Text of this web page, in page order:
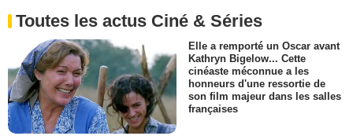
Toutes les actus Ciné & Séries
Elle a remporté un Oscar avant
Kathryn Bigelow... Cette
cinéaste méconnue a les
honneurs d'une ressortie de
son film majeur dans les salles
françaises